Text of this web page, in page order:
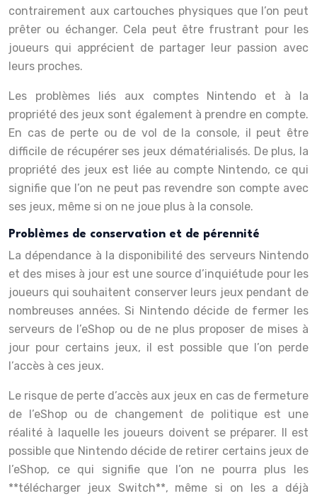
contrairement aux cartouches physiques que l’on peut
prêter ou échanger. Cela peut être frustrant pour les
joueurs qui apprécient de partager leur passion avec
leurs proches.
Les problèmes liés aux comptes Nintendo et à la
propriété des jeux sont également à prendre en compte.
En cas de perte ou de vol de la console, il peut être
difficile de récupérer ses jeux dématérialisés. De plus, la
propriété des jeux est liée au compte Nintendo, ce qui
signifie que l’on ne peut pas revendre son compte avec
ses jeux, même si on ne joue plus à la console.
Problèmes de conservation et de pérennité
La dépendance à la disponibilité des serveurs Nintendo
et des mises à jour est une source d’inquiétude pour les
joueurs qui souhaitent conserver leurs jeux pendant de
nombreuses années. Si Nintendo décide de fermer les
serveurs de l’eShop ou de ne plus proposer de mises à
jour pour certains jeux, il est possible que l’on perde
l’accès à ces jeux.
Le risque de perte d’accès aux jeux en cas de fermeture
de l’eShop ou de changement de politique est une
réalité à laquelle les joueurs doivent se préparer. Il est
possible que Nintendo décide de retirer certains jeux de
l’eShop, ce qui signifie que l’on ne pourra plus les
**télécharger jeux Switch**, même si on les a déjà